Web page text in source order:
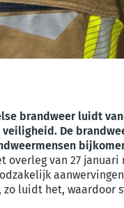
brandweer luidt
De
overleg van 27
zo luidt het,